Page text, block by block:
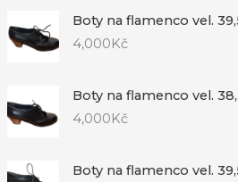
Boty na flamenco vel.
4,000Kč
Boty na flamenco vel.
4,000Kč
Boty na flamenco vel.